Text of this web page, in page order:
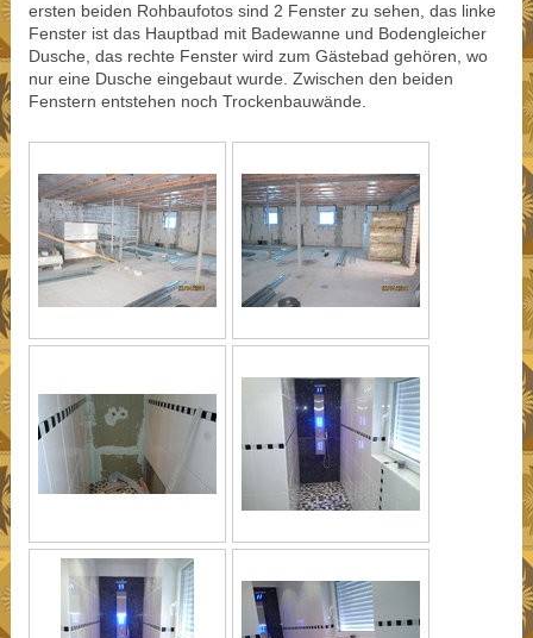
ersten beiden Rohbaufotos sind 2 Fenster zu sehen, das linke
Fenster ist das Hauptbad mit Badewanne und Bodengleicher
Dusche, das rechte Fenster wird zum Gästebad gehören, wo
nur eine Dusche eingebaut wurde. Zwischen den beiden
Fenstern entstehen noch Trockenbauwände.